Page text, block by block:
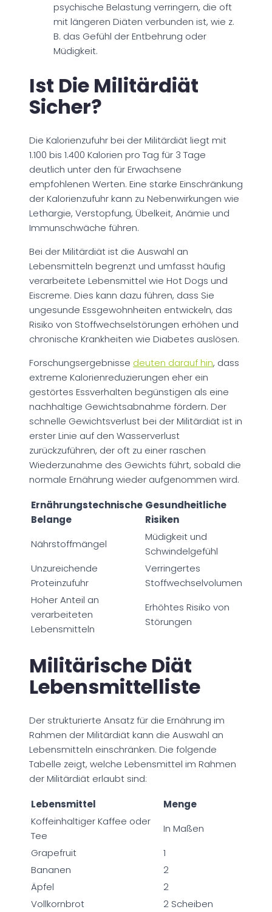
psychische Belastung verringern, die oft
mit längeren Diäten verbunden ist, wie z.
B. das Gefühl der Entbehrung oder
Müdigkeit.
Ist Die Militärdiät
Sicher?
Die Kalorienzufuhr bei der Militärdiät liegt mit
1.100 bis 1.400 Kalorien pro Tag für 3 Tage
deutlich unter den für Erwachsene
empfohlenen Werten. Eine starke Einschränkung
der Kalorienzufuhr kann zu Nebenwirkungen wie
Lethargie, Verstopfung, Übelkeit, Anämie und
Immunschwäche führen.
Bei der Militärdiät ist die Auswahl an
Lebensmitteln begrenzt und umfasst häufig
verarbeitete Lebensmittel wie Hot Dogs und
Eiscreme. Dies kann dazu führen, dass Sie
ungesunde Essgewohnheiten entwickeln, das
Risiko von Stoffwechselstörungen erhöhen und
chronische Krankheiten wie Diabetes auslösen.
Forschungsergebnisse deuten darauf hin, dass
extreme Kalorienreduzierungen eher ein
gestörtes Essverhalten begünstigen als eine
nachhaltige Gewichtsabnahme fördern. Der
schnelle Gewichtsverlust bei der Militärdiät ist in
erster Linie auf den Wasserverlust
zurückzuführen, der oft zu einer raschen
Wiederzunahme des Gewichts führt, sobald die
normale Ernährung wieder aufgenommen wird.
Ernährungstechnische
Belange
Gesundheitliche
Risiken
Nährstoffmängel
Müdigkeit und
Schwindelgefühl
Unzureichende
Proteinzufuhr
Verringertes
Stoffwechselvolumen
Hoher Anteil an
verarbeiteten
Lebensmitteln
Erhöhtes Risiko von
Störungen
Militärische Diät
Lebensmittelliste
Der strukturierte Ansatz für die Ernährung im
Rahmen der Militärdiät kann die Auswahl an
Lebensmitteln einschränken. Die folgende
Tabelle zeigt, welche Lebensmittel im Rahmen
der Militärdiät erlaubt sind:
Lebensmittel
Menge
Koffeinhaltiger Kaffee oder
Tee
In Maßen
Grapefruit
1
Bananen
2
Äpfel
2
Vollkornbrot
2 Scheiben